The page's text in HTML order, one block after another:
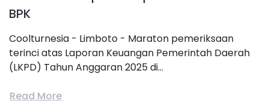
BPK
Coolturnesia - Limboto - Maraton pemeriksaan
terinci atas Laporan Keuangan Pemerintah Daerah
(LKPD) Tahun Anggaran 2025 di...
Read More